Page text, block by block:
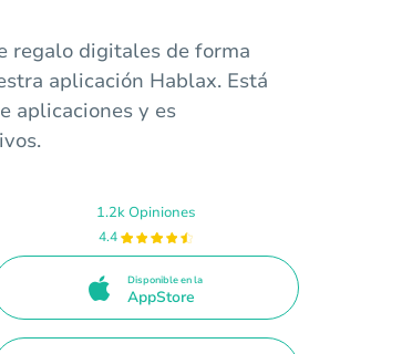
regalo digitales de forma
aplicación Hablax. Está
aplicaciones y es
1.2k Opiniones
4.4
Disponible en la
AppStore